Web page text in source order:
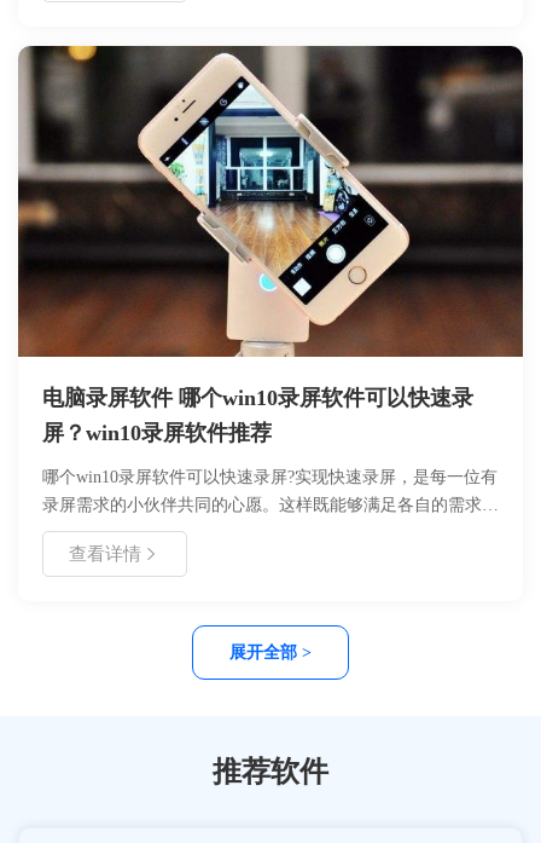
完成项目落地。
电脑录屏软件 哪个win10录屏软件可以快速录
屏？win10录屏软件推荐
哪个win10录屏软件可以快速录屏?实现快速录屏，是每一位有
录屏需求的小伙伴共同的心愿。这样既能够满足各自的需求，
也能够大大的提升我们工作效率。那么，哪个Win10录屏软件
可以实现快速录屏呢?这里为大家推荐三款小编自己在用的，
查看详情
展开全部 >
推荐软件